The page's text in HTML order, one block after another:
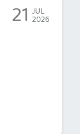
21 JUL
2026